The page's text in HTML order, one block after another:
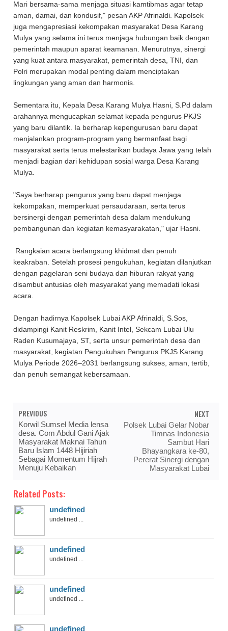
Mari bersama-sama menjaga situasi kamtibmas agar tetap
aman, damai, dan kondusif," pesan AKP Afrinaldi. Kapolsek
juga mengapresiasi kekompakan masyarakat Desa Karang
Mulya yang selama ini terus menjaga hubungan baik dengan
pemerintah maupun aparat keamanan. Menurutnya, sinergi
yang kuat antara masyarakat, pemerintah desa, TNI, dan
Polri merupakan modal penting dalam menciptakan
lingkungan yang aman dan harmonis.
Sementara itu, Kepala Desa Karang Mulya Hasni, S.Pd dalam
arahannya mengucapkan selamat kepada pengurus PKJS
yang baru dilantik. Ia berharap kepengurusan baru dapat
menjalankan program-program yang bermanfaat bagi
masyarakat serta terus melestarikan budaya Jawa yang telah
menjadi bagian dari kehidupan sosial warga Desa Karang
Mulya.
"Saya berharap pengurus yang baru dapat menjaga
kekompakan, memperkuat persaudaraan, serta terus
bersinergi dengan pemerintah desa dalam mendukung
pembangunan dan kegiatan kemasyarakatan," ujar Hasni.
Rangkaian acara berlangsung khidmat dan penuh
keakraban. Setelah prosesi pengukuhan, kegiatan dilanjutkan
dengan pagelaran seni budaya dan hiburan rakyat yang
disambut antusias oleh masyarakat yang memadati lokasi
acara.
Dengan hadirnya Kapolsek Lubai AKP Afrinaldi, S.Sos,
didampingi Kanit Reskrim, Kanit Intel, Sekcam Lubai Ulu
Raden Kusumajaya, ST, serta unsur pemerintah desa dan
masyarakat, kegiatan Pengukuhan Pengurus PKJS Karang
Mulya Periode 2026–2031 berlangsung sukses, aman, tertib,
dan penuh semangat kebersamaan.
PREVIOUS
Korwil Sumsel Media lensa
desa. Com Abdul Gani Ajak
Masyarakat Maknai Tahun
Baru Islam 1448 Hijiriah
Sebagai Momentum Hijrah
Menuju Kebaikan
NEXT
Polsek Lubai Gelar Nobar
Timnas Indonesia
Sambut Hari
Bhayangkara ke-80,
Pererat Sinergi dengan
Masyarakat Lubai
Related Posts:
undefined
undefined ...
undefined
undefined ...
undefined
undefined ...
undefined